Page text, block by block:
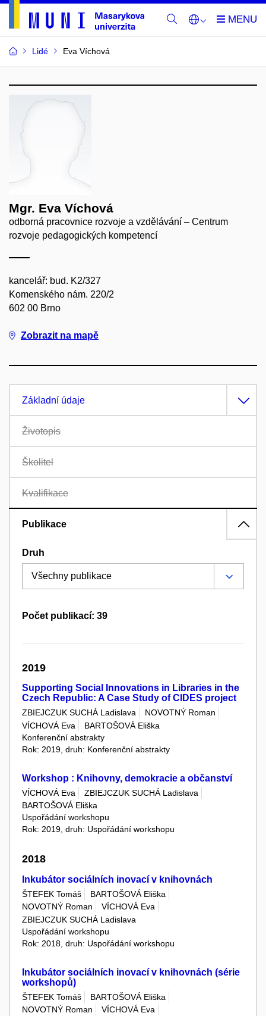
Lidé Eva Víchová
Mgr. Eva Víchová
odborná pracovnice rozvoje a vzdělávání – Centrum
rozvoje pedagogických kompetencí
kancelář: bud. K2/327
Komenského nám. 220/2
602 00 Brno
Zobrazit na mapě
Základní údaje
Životopis
Školitel
Kvalifikace
Publikace
Druh
Počet publikací: 39
2019
Supporting Social Innovations in Libraries in the
Czech Republic: A Case Study of CIDES project
ZBIEJCZUK SUCHÁ Ladislava
NOVOTNÝ Roman
VÍCHOVÁ Eva
BARTOŠOVÁ Eliška
Konferenční abstrakty
Rok: 2019, druh: Konferenční abstrakty
Workshop : Knihovny, demokracie a občanství
VÍCHOVÁ Eva
ZBIEJCZUK SUCHÁ Ladislava
BARTOŠOVÁ Eliška
Uspořádání workshopu
Rok: 2019, druh: Uspořádání workshopu
2018
Inkubátor sociálních inovací v knihovnách
ŠTEFEK Tomáš
BARTOŠOVÁ Eliška
NOVOTNÝ Roman
VÍCHOVÁ Eva
ZBIEJCZUK SUCHÁ Ladislava
Uspořádání workshopu
Rok: 2018, druh: Uspořádání workshopu
Inkubátor sociálních inovací v knihovnách (série
workshopů)
ŠTEFEK Tomáš
BARTOŠOVÁ Eliška
NOVOTNÝ Roman
VÍCHOVÁ Eva